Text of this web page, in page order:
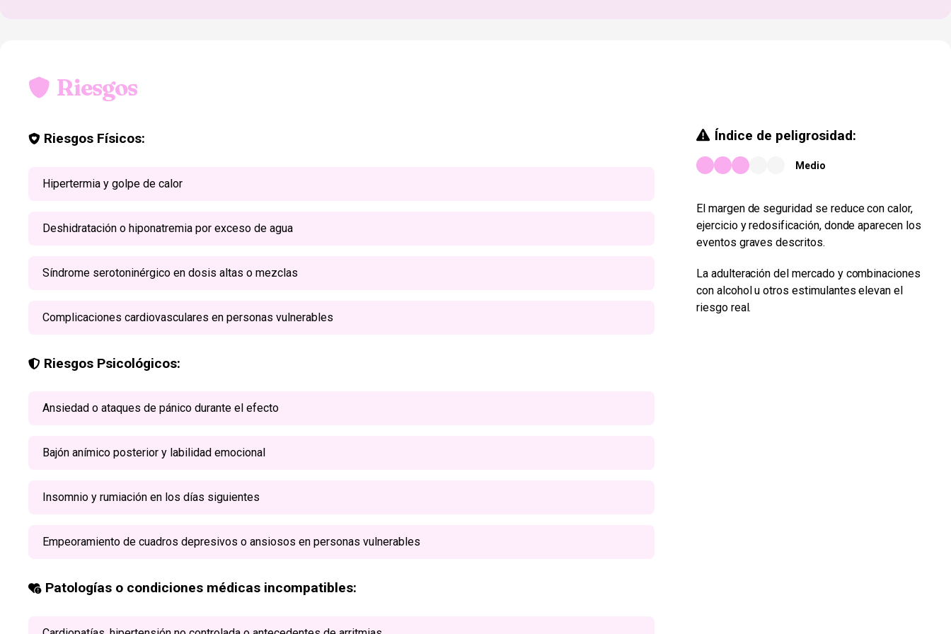
Riesgos
Riesgos Físicos:
Hipertermia y golpe de calor
Deshidratación o hiponatremia por exceso de agua
Síndrome serotoninérgico en dosis altas o mezclas
Complicaciones cardiovasculares en personas vulnerables
Riesgos Psicológicos:
Ansiedad o ataques de pánico durante el efecto
Bajón anímico posterior y labilidad emocional
Insomnio y rumiación en los días siguientes
Empeoramiento de cuadros depresivos o ansiosos en personas vulnerables
Patologías o condiciones médicas incompatibles:
Índice de peligrosidad:
Medio
El margen de seguridad se reduce con calor,
ejercicio y redosificación, donde aparecen los
eventos graves descritos.
La adulteración del mercado y combinaciones
con alcohol u otros estimulantes elevan el
riesgo real.